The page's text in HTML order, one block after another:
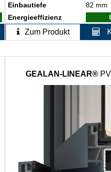
Einbautiefe
82 mm
Energieeffizienz
Zum Produkt
GEALAN-LINEAR®